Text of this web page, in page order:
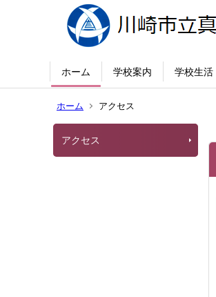
ホーム 学校案内 学校生活
ホーム アクセス
アクセス